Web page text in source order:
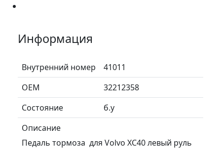
Информация
Внутренний номер
41011
ОЕМ
32212358
Состояние
б.у
Описание
Педаль тормоза для Volvo XC40 левый руль